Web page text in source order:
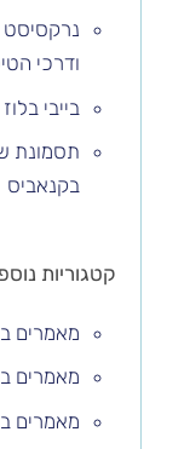
נרקסיסט
ודרכי
בייבי בלוז
תסמונת
בקנאביס
קטגוריות
מאמרים
מאמרים
מאמרים